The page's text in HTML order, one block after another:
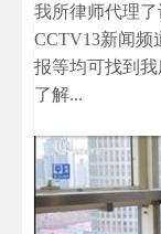
我所律师代理
CCTV13新闻频
报等均可找到
了解...